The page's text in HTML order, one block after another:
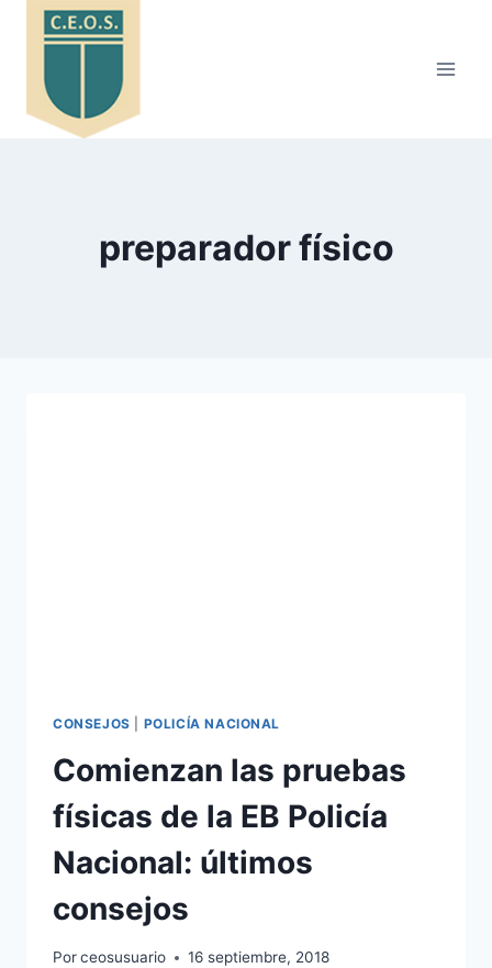
Saltar
preparador físico
CONSEJOS POLICÍA NACIONAL
Comienzan las pruebas
físicas de la EB Policía
Nacional: últimos
consejos
Porceosusuario 16 septiembre, 2018